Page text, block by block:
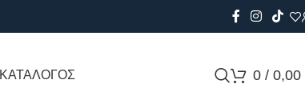
ΚΑΤΑΛΟΓΟΣ 0 / 0,00